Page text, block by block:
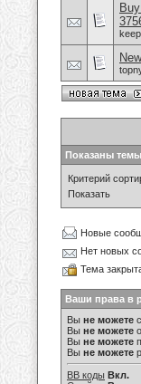
Показаны
Критерий
Показать
Новые
Нет новых
Тема
Ваши права в
Вы не можете
Вы не можете
Вы не можете
Вы не можете
BB коды Вкл.